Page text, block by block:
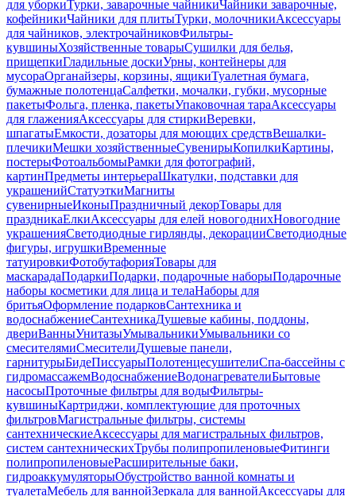
для уборкиТурки, заварочные чайникиЧайники заварочные,
кофейникиЧайники для плитыТурки, молочникиАксессуары
для чайников, электрочайниковФильтры-
кувшиныХозяйственные товарыСушилки для белья,
прищепкиГладильные доскиУрны, контейнеры для
мусораОрганайзеры, корзины, ящикиТуалетная бумага,
бумажные полотенцаСалфетки, мочалки, губки, мусорные
пакетыФольга, пленка, пакетыУпаковочная тараАксессуары
для глаженияАксессуары для стиркиВеревки,
шпагатыЕмкости, дозаторы для моющих средствВешалки-
плечикиМешки хозяйственныеСувенирыКопилкиКартины,
постерыФотоальбомыРамки для фотографий,
картинПредметы интерьераШкатулки, подставки для
украшенийСтатуэткиМагниты
сувенирныеИконыПраздничный декорТовары для
праздникаЕлкиАксессуары для елей новогоднихНовогодние
украшенияСветодиодные гирлянды, декорацииСветодиодные
фигуры, игрушкиВременные
татуировкиФотобутафорияТовары для
маскарадаПодаркиПодарки, подарочные наборыПодарочные
наборы косметики для лица и телаНаборы для
бритьяОформление подарковСантехника и
водоснабжениеСантехникаДушевые кабины, поддоны,
двериВанныУнитазыУмывальникиУмывальники со
смесителямиСмесителиДушевые панели,
гарнитурыБидеПиссуарыПолотенцесушителиСпа-бассейны с
гидромассажемВодоснабжениеВодонагревателиБытовые
насосыПроточные фильтры для водыФильтры-
кувшиныКартриджи, комплектующие для проточных
фильтровМагистральные фильтры, системы
сантехническиеАксессуары для магистральных фильтров,
систем сантехническихТрубы полипропиленовыеФитинги
полипропиленовыеРасширительные баки,
гидроаккумуляторыОбустройство ванной комнаты и
туалетаМебель для ваннойЗеркала для ваннойАксессуары для